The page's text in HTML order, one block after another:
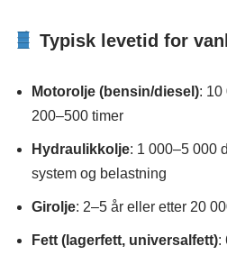
Typisk levetid for
Motorolje (bensin/diesel): 10
200–500 timer
Hydraulikkolje: 1 000–5 000
system og belastning
Girolje: 2–5 år eller etter 20
Fett (lagerfett, universalfett):